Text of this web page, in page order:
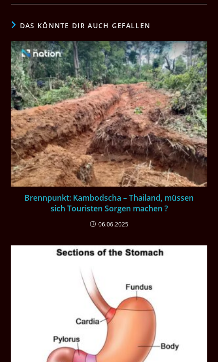
DAS KÖNNTE DIR AUCH GEFALLEN
Brennpunkt: Kambodscha – Thailand, müssen
sich Touristen Sorgen machen ?
06.06.2025